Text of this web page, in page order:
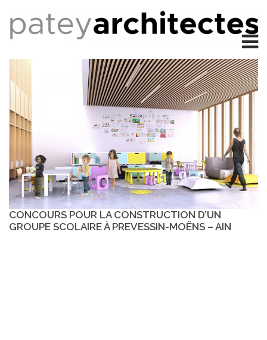
CONCOURS POUR LA CONSTRUCTION D’UN
GROUPE SCOLAIRE À PREVESSIN-MOËNS – AIN